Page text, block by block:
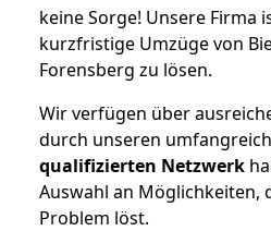
keine Sorge! Unsere Firma
kurzfristige Umzüge von
Forensberg zu lösen.
Wir verfügen über
durch unseren
qualifizierten Netzwerk
Auswahl an Möglichkeiten,
Problem löst.